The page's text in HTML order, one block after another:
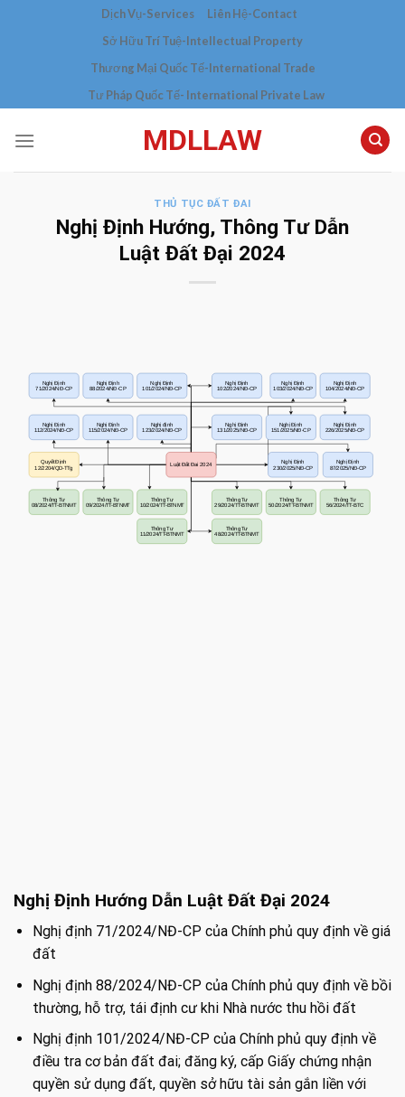
Dịch Vụ-Services
Liên Hệ-Contact
Sở Hữu Trí Tuệ-Intellectual Property
Thương Mại Quốc Tế-International Trade
Tư Pháp Quốc Tế- International Private Law
MDLLAW
THỦ TỤC ĐẤT ĐAI
Nghị Định Hướng, Thông Tư Dẫn
Luật Đất Đại 2024
Nghị Định Hướng Dẫn Luật Đất Đại 2024
Nghị định 71/2024/NĐ-CP của Chính phủ quy định về giá
đất
Nghị định 88/2024/NĐ-CP của Chính phủ quy định về bồi
thường, hỗ trợ, tái định cư khi Nhà nước thu hồi đất
Nghị định 101/2024/NĐ-CP của Chính phủ quy định về
điều tra cơ bản đất đai; đăng ký, cấp Giấy chứng nhận
quyền sử dụng đất, quyền sở hữu tài sản gắn liền với